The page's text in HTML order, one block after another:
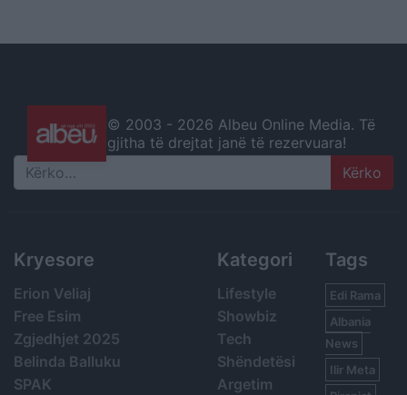
© 2003 - 2026 Albeu Online Media. Të
gjitha të drejtat janë të rezervuara!
Search
Kryesore
Erion Veliaj
Free Esim
Zgjedhjet 2025
Belinda Balluku
SPAK
Kategori
Lifestyle
Showbiz
Tech
Shëndetësi
Argetim
Tags
Edi Rama
Albania
News
Ilir Meta